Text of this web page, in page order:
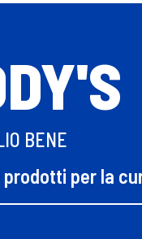
BENE
prodotti per la